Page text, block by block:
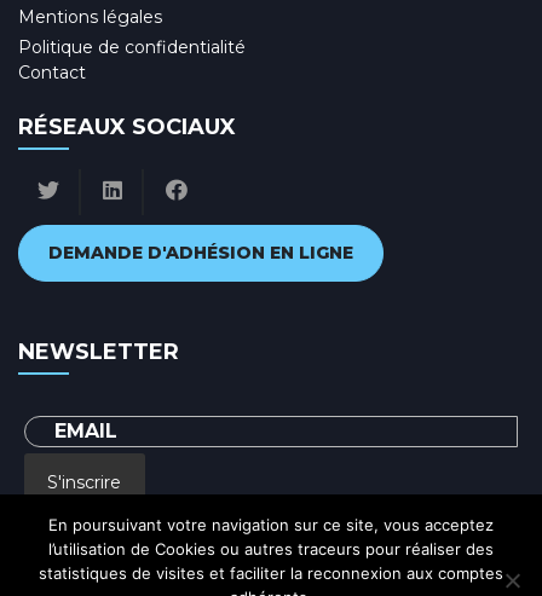
Mentions légales
Politique de confidentialité
Contact
RÉSEAUX SOCIAUX
DEMANDE D'ADHÉSION EN LIGNE
NEWSLETTER
S'inscrire
En renseignant votre adresse email, vous acceptez de recevoir par courrier
electronique notre lettre d'information et vous prenez connaissance de notre
En poursuivant votre navigation sur ce site, vous acceptez
l’utilisation de Cookies ou autres traceurs pour réaliser des
statistiques de visites et faciliter la reconnexion aux comptes